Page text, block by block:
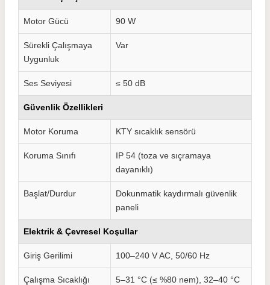
Motor Gücü 90 W
Sürekli Çalışmaya
Uygunluk
Var
Ses Seviyesi ≤ 50 dB
Güvenlik Özellikleri
Motor Koruma KTY sıcaklık sensörü
Koruma Sınıfı
IP 54 (toza ve sıçramaya
dayanıklı)
Başlat/Durdur
Dokunmatik kaydırmalı güvenlik
paneli
Elektrik & Çevresel Koşullar
Giriş Gerilimi 100–240 V AC, 50/60 Hz
Çalışma Sıcaklığı
5–31 °C (≤ %80 nem), 32–40 °C